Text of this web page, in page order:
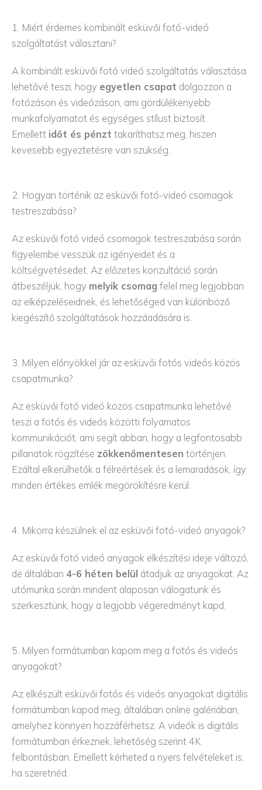
1. Miért érdemes kombinált esküvői fotó-videó
szolgáltatást választani?
A kombinált esküvői fotó videó szolgáltatás választása
lehetővé teszi, hogy egyetlen csapat dolgozzon a
fotózáson és videózáson, ami gördülékenyebb
munkafolyamatot és egységes stílust biztosít.
Emellett időt és pénzt takaríthatsz meg, hiszen
kevesebb egyeztetésre van szükség.
2. Hogyan történik az esküvői fotó-videó csomagok
testreszabása?
Az esküvői fotó videó csomagok testreszabása során
figyelembe vesszük az igényeidet és a
költségvetésedet. Az előzetes konzultáció során
átbeszéljük, hogy melyik csomag felel meg legjobban
az elképzeléseidnek, és lehetőséged van különböző
kiegészítő szolgáltatások hozzáadására is.
3. Milyen előnyökkel jár az esküvői fotós videós közös
csapatmunka?
Az esküvői fotó videó közös csapatmunka lehetővé
teszi a fotós és videós közötti folyamatos
kommunikációt, ami segít abban, hogy a legfontosabb
pillanatok rögzítése zökkenőmentesen történjen.
Ezáltal elkerülhetők a félreértések és a lemaradások, így
minden értékes emlék megörökítésre kerül.
4. Mikorra készülnek el az esküvői fotó-videó anyagok?
Az esküvői fotó videó anyagok elkészítési ideje változó,
de általában 4-6 héten belül átadjuk az anyagokat. Az
utómunka során mindent alaposan válogatunk és
szerkesztünk, hogy a legjobb végeredményt kapd.
5. Milyen formátumban kapom meg a fotós és videós
anyagokat?
Az elkészült esküvői fotós és videós anyagokat digitális
formátumban kapod meg, általában online galériában,
amelyhez könnyen hozzáférhetsz. A videók is digitális
formátumban érkeznek, lehetőség szerint 4K
felbontásban. Emellett kérheted a nyers felvételeket is,
ha szeretnéd.